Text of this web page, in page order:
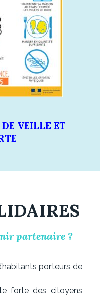
VEILLE ET
partenaire ?
porteurs de
forte des citoyens